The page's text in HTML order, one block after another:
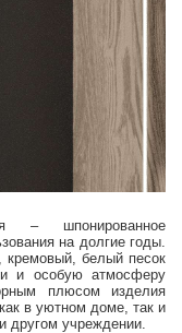
– шпонированное
на долгие годы.
кремовый, белый песок
и особую атмосферу
плюсом изделия
в уютном доме, так и
другом учреждении.